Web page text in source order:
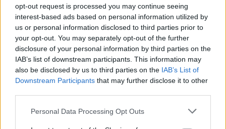
opt-out request is processed you may continue seeing
interest-based ads based on personal information utilized by
us or personal information disclosed to third parties prior to
your opt-out. You may separately opt-out of the further
disclosure of your personal information by third parties on the
IAB’s list of downstream participants. This information may
also be disclosed by us to third parties on the IAB’s List of
Downstream Participants that may further disclose it to other
Personal Data Processing Opt Outs